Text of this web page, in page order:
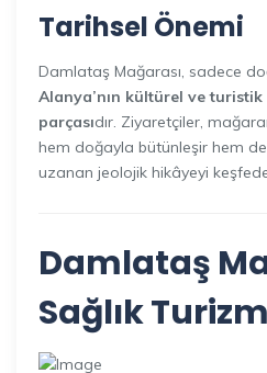
Tarihsel Önemi
Damlataş Mağarası, sadece
Alanya’nın kültürel ve turistik
parçasıdır. Ziyaretçiler,
hem doğayla bütünleşir hem
uzanan jeolojik hikâyeyi
Damlataş
Sağlık